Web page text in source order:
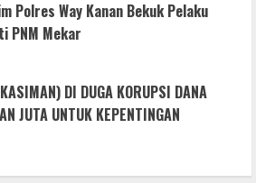
Polres Way Kanan Bekuk Pelaku
PNM Mekar
DI DUGA KORUPSI DANA
JUTA UNTUK KEPENTINGAN